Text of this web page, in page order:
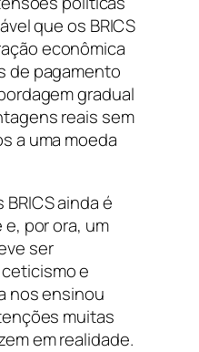
que os BRICS
econômica
de pagamento
gradual
reais sem
a uma moeda
ainda é
por ora, um
ser
e
nos ensinou
muitas
em realidade.